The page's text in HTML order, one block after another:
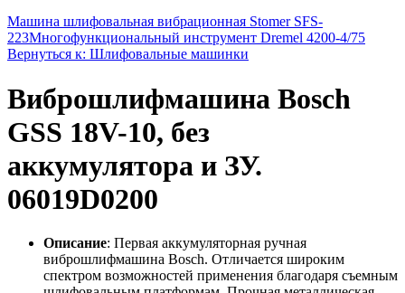
Машина шлифовальная вибрационная Stomer SFS-
223Многофункциональный инструмент Dremel 4200-4/75
Вернуться к: Шлифовальные машинки
Виброшлифмашина Bosch
GSS 18V-10, без
аккумулятора и ЗУ.
06019D0200
Описание: Первая аккумуляторная ручная
виброшлифмашина Bosch. Отличается широким
спектром возможностей применения благодаря съемным